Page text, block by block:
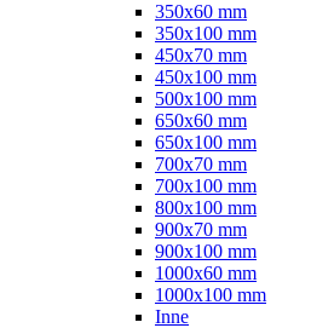
350x60 mm
350x100 mm
450x70 mm
450x100 mm
500x100 mm
650x60 mm
650x100 mm
700x70 mm
700x100 mm
800x100 mm
900x70 mm
900x100 mm
1000x60 mm
1000x100 mm
Inne